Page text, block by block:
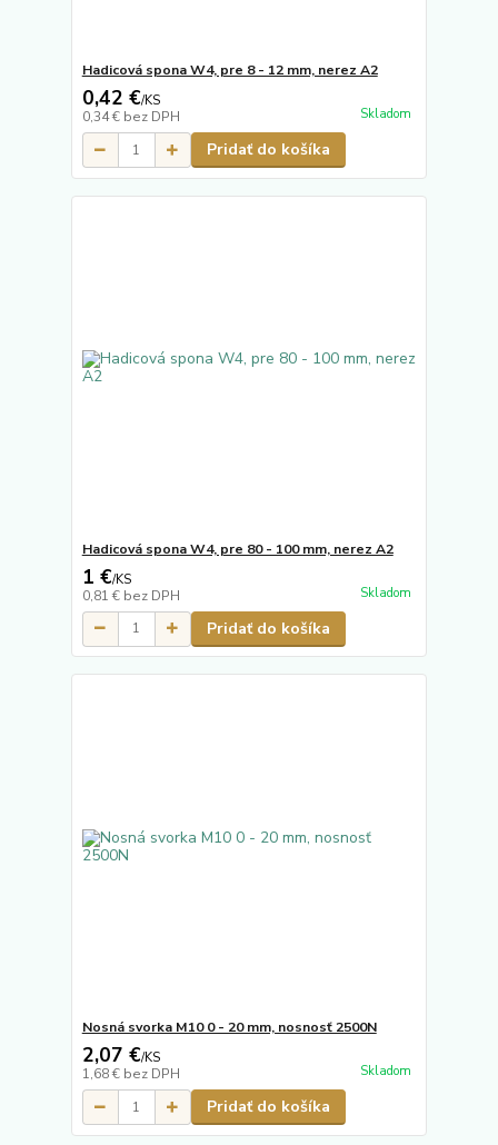
Hadicová spona W4, pre 8 - 12 mm, nerez A2
0,42 €/KS
0,34 € bez DPH Skladom
Pridať do košíka
Hadicová spona W4, pre 80 - 100 mm, nerez A2
1 €/KS
0,81 € bez DPH Skladom
Pridať do košíka
Nosná svorka M10 0 - 20 mm, nosnosť 2500N
2,07 €/KS
1,68 € bez DPH Skladom
Pridať do košíka